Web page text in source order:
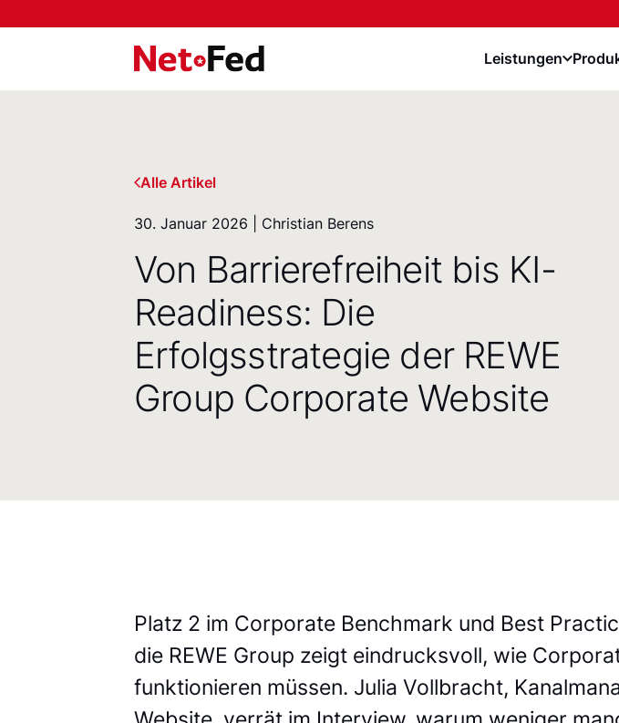
NetFederation GmbH
Leistungen
Alle Artikel
30. Januar 2026 | Christian Berens
Von Barrierefreiheit bis KI-
Readiness: Die
Erfolgsstrategie der REWE
Group Corporate Website
Platz 2 im Corporate Benchmark und Best
die REWE Group zeigt eindrucksvoll, wie
funktionieren müssen. Julia Vollbracht,